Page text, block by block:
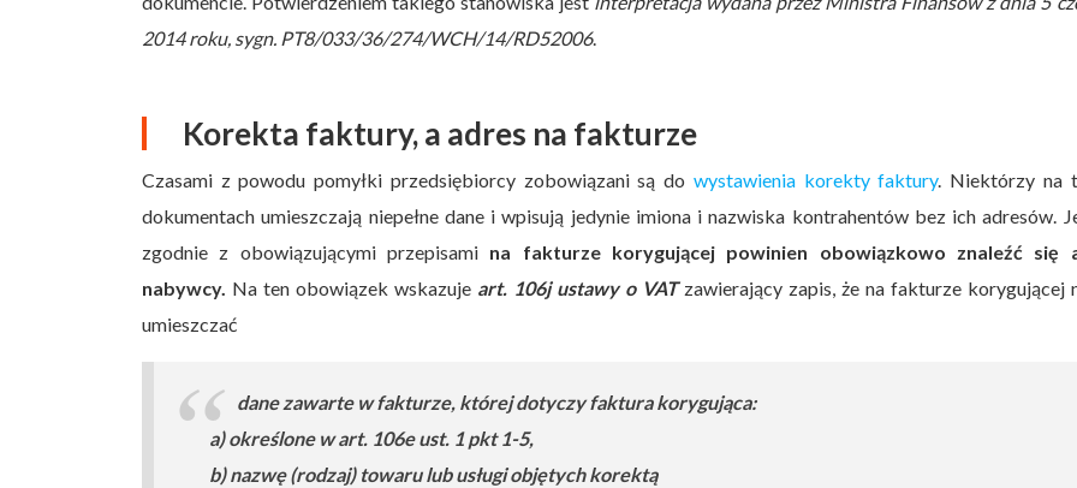
2014 roku, sygn. PT8/033/36/274/WCH/14/RD52006.
Korekta faktury, a adres na fakturze
Czasami z powodu pomyłki przedsiębiorcy zobowiązani są do wystawienia korekty faktury. Niektórzy na
dokumentach umieszczają niepełne dane i wpisują jedynie imiona i nazwiska kontrahentów bez ich adresów.
zgodnie z obowiązującymi przepisami na fakturze korygującej powinien obowiązkowo znaleźć się
nabywcy. Na ten obowiązek wskazuje art. 106j ustawy o VATzawierający zapis, że na fakturze korygującej
umieszczać
dane zawarte w fakturze, której dotyczy faktura korygująca:
a) określone w art. 106e ust. 1 pkt 1-5,
b) nazwę (rodzaj) towaru lub usługi objętych korektą